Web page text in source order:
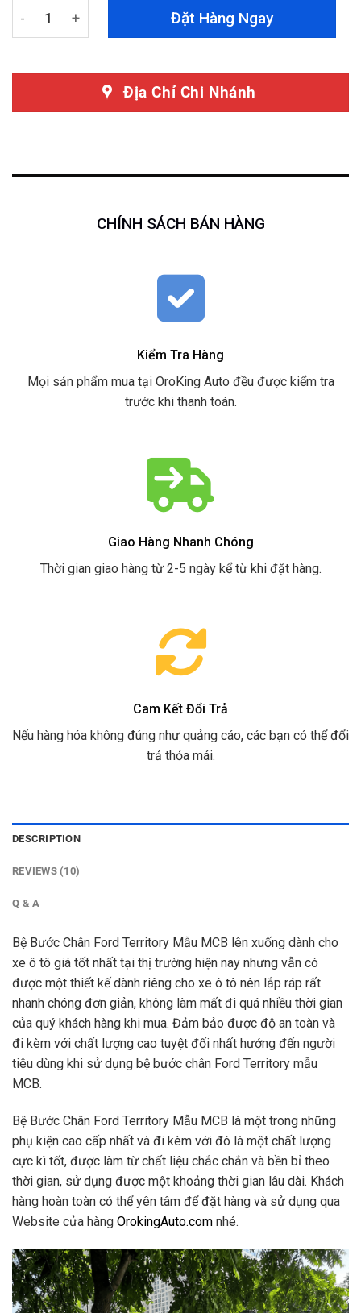
Bệ Bước Chân Ford Territory Mẫu MCB quantity
Đặt Hàng Ngay
Địa Chỉ Chi Nhánh
CHÍNH SÁCH BÁN HÀNG
Kiểm Tra Hàng
Mọi sản phẩm mua tại OroKing Auto đều được kiểm tra
trước khi thanh toán.
Giao Hàng Nhanh Chóng
Thời gian giao hàng từ 2-5 ngày kể từ khi đặt hàng.
Cam Kết Đổi Trả
Nếu hàng hóa không đúng như quảng cáo, các bạn có thể đổi
trả thỏa mái.
DESCRIPTION
REVIEWS (10)
Q & A
Bệ Bước Chân Ford Territory Mẫu MCB lên xuống dành cho
xe ô tô giá tốt nhất tại thị trường hiện nay nhưng vẫn có
được một thiết kế dành riêng cho xe ô tô nên lắp ráp rất
nhanh chóng đơn giản, không làm mất đi quá nhiều thời gian
của quý khách hàng khi mua. Đảm bảo được độ an toàn và
đi kèm với chất lượng cao tuyệt đối nhất hướng đến người
tiêu dùng khi sử dụng bệ bước chân Ford Territory mẫu
MCB.
Bệ Bước Chân Ford Territory Mẫu MCB là một trong những
phụ kiện cao cấp nhất và đi kèm với đó là một chất lượng
cực kì tốt, được làm từ chất liệu chắc chắn và bền bỉ theo
thời gian, sử dụng được một khoảng thời gian lâu dài. Khách
hàng hoàn toàn có thể yên tâm để đặt hàng và sử dụng qua
Website cửa hàng OrokingAuto.com nhé.